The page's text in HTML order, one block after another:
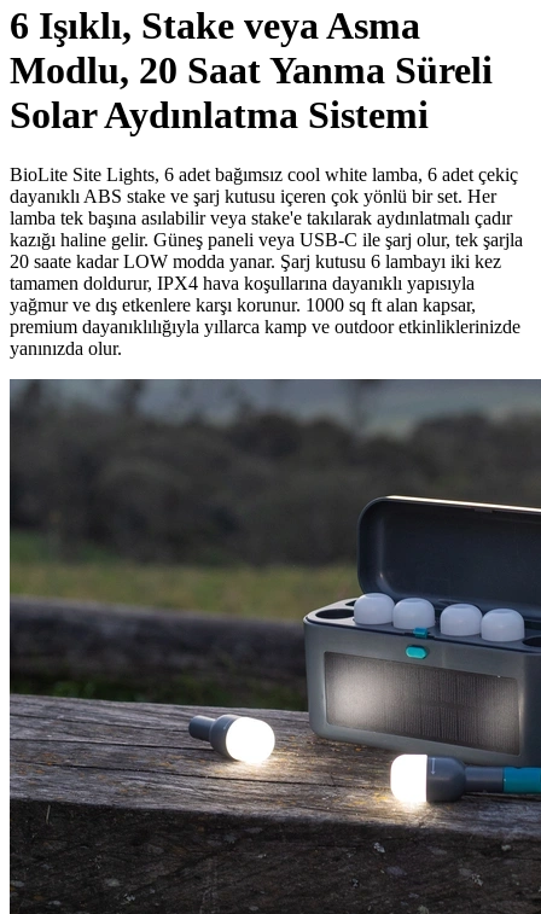
6 Işıklı, Stake veya Asma
Modlu, 20 Saat Yanma Süreli
Solar Aydınlatma Sistemi
BioLite Site Lights, 6 adet bağımsız cool white lamba, 6 adet çekiç
dayanıklı ABS stake ve şarj kutusu içeren çok yönlü bir set. Her
lamba tek başına asılabilir veya stake'e takılarak aydınlatmalı çadır
kazığı haline gelir. Güneş paneli veya USB-C ile şarj olur, tek şarjla
20 saate kadar LOW modda yanar. Şarj kutusu 6 lambayı iki kez
tamamen doldurur, IPX4 hava koşullarına dayanıklı yapısıyla
yağmur ve dış etkenlere karşı korunur. 1000 sq ft alan kapsar,
premium dayanıklılığıyla yıllarca kamp ve outdoor etkinliklerinizde
yanınızda olur.